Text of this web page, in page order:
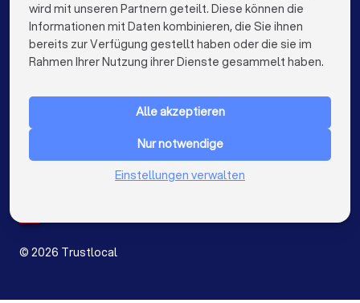
Kammerjäger in Stuttgart
Kammerjäger in Dortmund
Kammerjäger in Dresden
Kammerjäger in Hannover
Kammerjäger in Leipzig
Kammerjäger in Bochum
FÜR PRIVATPERSONEN
Niederlande
© 2026 Trustlocal
wird mit unseren Partnern geteilt. Diese können die
Informationen mit Daten kombinieren, die Sie ihnen
bereits zur Verfügung gestellt haben oder die sie im
Rahmen Ihrer Nutzung ihrer Dienste gesammelt haben.
Alle akzeptieren
Nur notwendige
Einstellungen verwalten